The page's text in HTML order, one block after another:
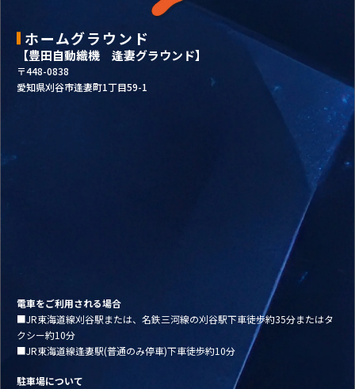
ホームグラウンド
【豊田自動織機 逢妻グラウンド】
〒448-0838
愛知県刈谷市逢妻町1丁目59-1
電車をご利用される場合
■JR東海道線刈谷駅または、名鉄三河線の刈谷駅下車徒歩約35分またはタ
クシー約10分
■JR東海道線逢妻駅(普通のみ停車)下車徒歩約10分
駐車場について